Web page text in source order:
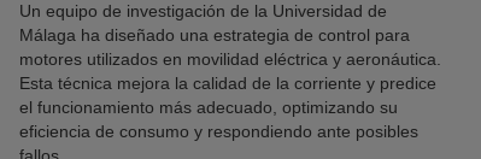
Un equipo de investigación de la Universidad de
Málaga ha diseñado una estrategia de control para
motores utilizados en movilidad eléctrica y aeronáutica.
Esta técnica mejora la calidad de la corriente y predice
el funcionamiento más adecuado, optimizando su
eficiencia de consumo y respondiendo ante posibles